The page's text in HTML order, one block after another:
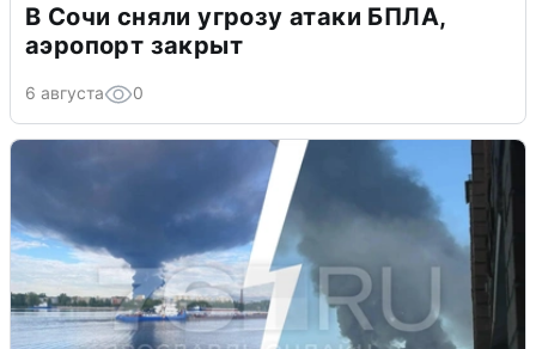
В Сочи сняли угрозу атаки БПЛА,
аэропорт закрыт
6 августа 0